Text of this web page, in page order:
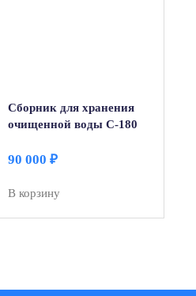
Сборник для хранения
очищенной воды С-180
90 000 ₽
В корзину